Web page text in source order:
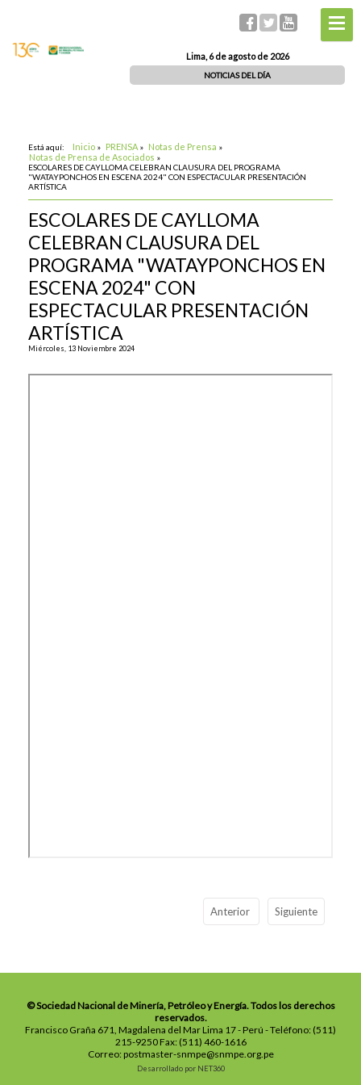
Lima, 6 de agosto de 2026
NOTICIAS DEL DÍA
Está aquí: Inicio » PRENSA » Notas de Prensa »
Notas de Prensa de Asociados »
ESCOLARES DE CAYLLOMA CELEBRAN CLAUSURA DEL PROGRAMA
"WATAYPONCHOS EN ESCENA 2024" CON ESPECTACULAR PRESENTACIÓN
ARTÍSTICA
ESCOLARES DE CAYLLOMA
CELEBRAN CLAUSURA DEL
PROGRAMA "WATAYPONCHOS EN
ESCENA 2024" CON
ESPECTACULAR PRESENTACIÓN
ARTÍSTICA
Miércoles, 13 Noviembre 2024
Anterior Siguiente
© Sociedad Nacional de Minería, Petróleo y Energía. Todos los derechos
reservados.
Francisco Graña 671, Magdalena del Mar Lima 17 - Perú - Teléfono: (511)
215-9250 Fax: (511) 460-1616
Correo: postmaster-snmpe@snmpe.org.pe
Desarrollado por NET360